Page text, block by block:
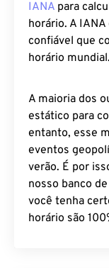
IANA para
horário. A
confiável que
horário mundial.
A maioria dos
estático para
entanto, esse
eventos
verão. É por
nosso banco
você tenha
horário são